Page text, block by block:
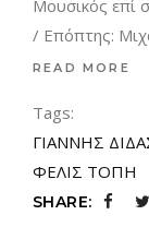
Μουσικός επί
/ Επόπτης:
READ MORE
Tags:
ΓΙΑΝΝΗΣ
ΦΕΛΙΣ ΤΟΠΗ
SHARE: